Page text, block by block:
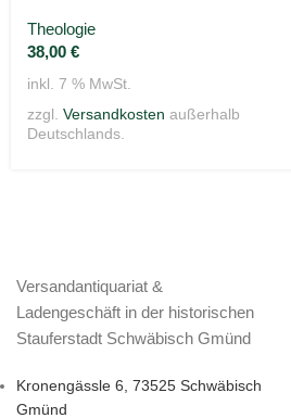
Theologie
38,00 €
inkl. 7 % MwSt.
zzgl. Versandkosten außerhalb
Deutschlands.
Versandantiquariat &
Ladengeschäft in der historischen
Stauferstadt Schwäbisch Gmünd
Kronengässle 6, 73525 Schwäbisch
Gmünd